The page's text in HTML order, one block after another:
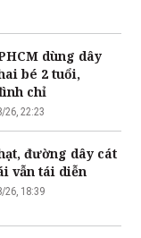
dùng dây
bé 2 tuổi,
chỉ
26, 22:23
đường dây cát
vẫn tái diễn
26, 18:39